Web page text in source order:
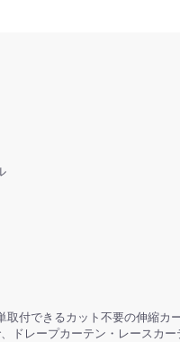
取付できるカット不要の伸縮カ
ドレープカーテン・レースカ